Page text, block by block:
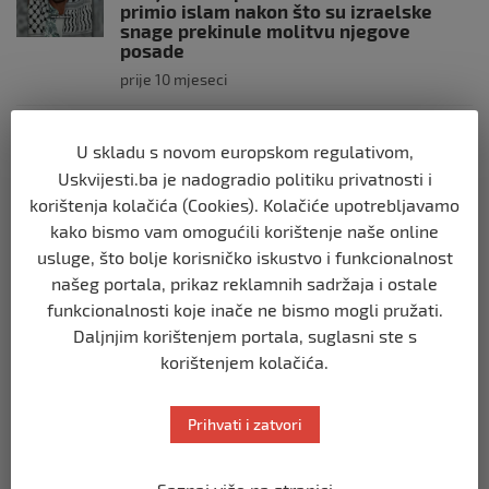
primio islam nakon što su izraelske
snage prekinule molitvu njegove
posade
prije 10 mjeseci
Brod “Mikeno” probio izraelsku blokadu
i uplovio u Gazu – kapetan iz Sarajeva
vijori zastavu BiH
prije 10 mjeseci
SVIJET
Opsadno stanje u Münchenu, odjeknulo
nekoliko eksplozija: Ima žrtava,
policijske snage na terenu
U skladu s novom europskom regulativom,
Uskvijesti.ba je nadogradio politiku privatnosti i
korištenja kolačića (Cookies). Kolačiće upotrebljavamo
kako bismo vam omogućili korištenje naše online
usluge, što bolje korisničko iskustvo i funkcionalnost
našeg portala, prikaz reklamnih sadržaja i ostale
funkcionalnosti koje inače ne bismo mogli pružati.
Daljnjim korištenjem portala, suglasni ste s
korištenjem kolačića.
Prihvati i zatvori